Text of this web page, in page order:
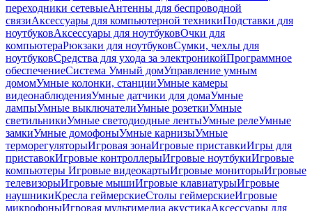
переходники сетевыеАнтенны для беспроводной
связиАксессуары для компьютерной техникиПодставки для
ноутбуковАксессуары для ноутбуковОчки для
компьютераРюкзаки для ноутбуковСумки, чехлы для
ноутбуковСредства для ухода за электроникойПрограммное
обеспечениеСистема Умный домУправление умным
домомУмные колонки, станцииУмные камеры
видеонаблюденияУмные датчики для домаУмные
лампыУмные выключателиУмные розеткиУмные
светильникиУмные светодиодные лентыУмные релеУмные
замкиУмные домофоныУмные карнизыУмные
терморегуляторыИгровая зонаИгровые приставкиИгры для
приставокИгровые контроллерыИгровые ноутбукиИгровые
компьютеры Игровые видеокартыИгровые мониторыИгровые
телевизорыИгровые мышиИгровые клавиатурыИгровые
наушникиКресла геймерскиеСтолы геймерскиеИгровые
микрофоныИгровая мультимедиа акустикаАксессуары для